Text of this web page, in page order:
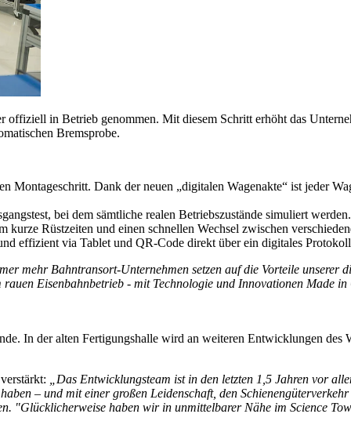
in Betrieb genommen. Mit diesem Schritt erhöht das
Bremsprobe.
Montageschritt. Dank der neuen „digitalen Wagenakte“ ist jeder
bei dem sämtliche realen Betriebszustände simuliert werden.
Rüstzeiten und einen schnellen Wechsel zwischen
effizient via Tablet und QR-Code direkt über ein digitales
mehr Bahntransort-Unternehmen setzen auf die Vorteile unserer
Eisenbahnbetrieb - mit Technologie und Innovationen Made in
In der alten Fertigungshalle wird an weiteren Entwicklungen des
„Das Entwicklungsteam ist in den letzten 1,5 Jahren vor
– und mit einer großen Leidenschaft, den
"Glücklicherweise haben wir in unmittelbarer Nähe im Science